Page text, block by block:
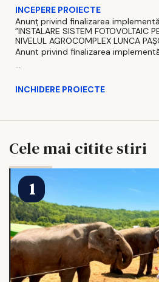
INCEPERE PROIECTE
Anunț privind finalizarea
”INSTALARE SISTEM FOTOVOLTAIC
NIVELUL AGROCOMPLEX LUNCA
Anunt privind finalizarea
...
INCHIDERE PROIECTE
Cele mai citite stiri